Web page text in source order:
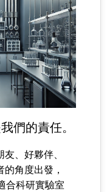
們的責任。
、好夥伴、
角度出發，
合科研實驗室